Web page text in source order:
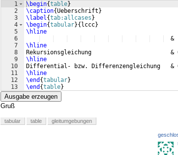
1
2
3
4
5
6
7
8
9
10
11
12
13
\begin{table}
\caption{Ueberschrift }
\label{tab:allcases }
\begin{tabular}{ lccc}
\hline
&
\hline
Rekursionsgleichung                       &
\hline
Differential- bzw. Differenzengleichung   &
\hline
\end {tabular}
\end {table}
Ausgabe erzeugen
Gruß
tabular table gleitumgebungen